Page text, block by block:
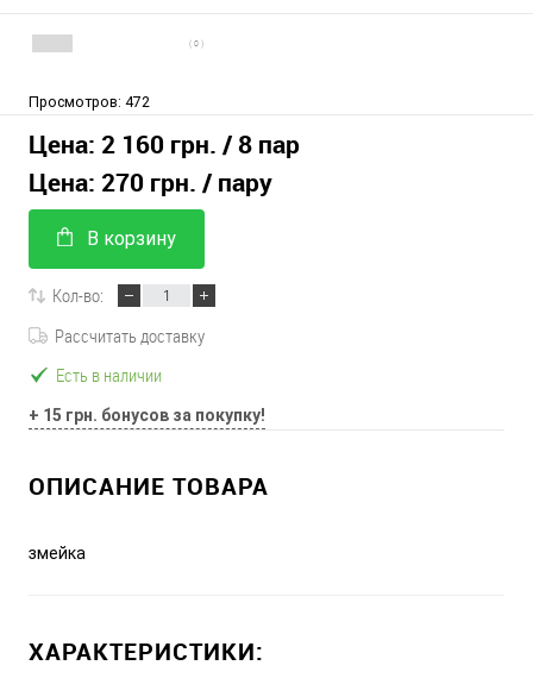
( 0 )
Просмотров: 472
Цена: 2 160 грн. / 8 пар
Цена: 270 грн. / пару
В корзину
Кол-во:
Рассчитать доставку
Есть в наличии
+ 15 грн. бонусов за покупку!
ОПИСАНИЕ ТОВАРА
змейка
ХАРАКТЕРИСТИКИ: